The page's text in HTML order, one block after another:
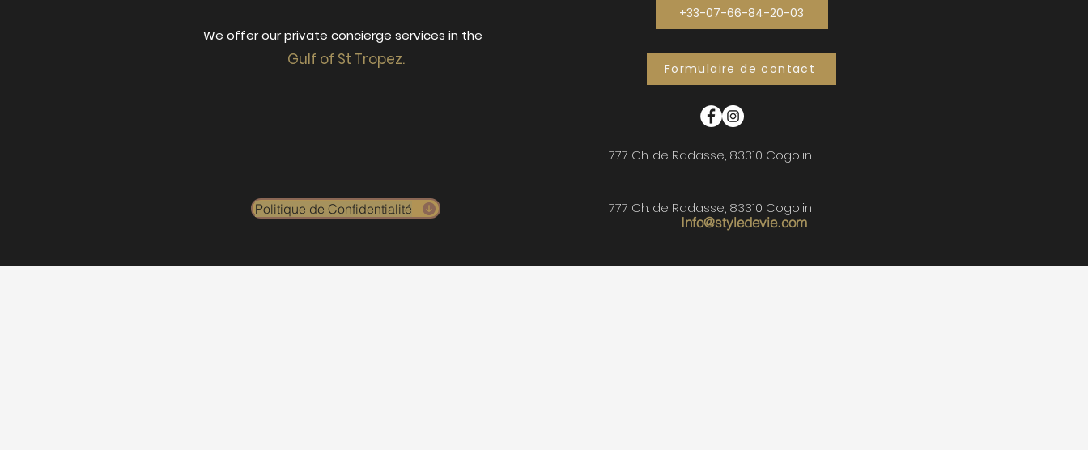
We offer our private concierge services in the
Gulf of St Tropez.
Politique de Confidentialité
+33-07-66-84-20-03
Formulaire de contact
777 Ch. de Radasse, 83310 Cogolin
Info@styledevie.com
777 Ch. de Radasse, 83310 Cogolin